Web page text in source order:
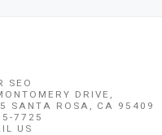
SEO
DRIVE,
SANTA ROSA, CA 95409
7725
US